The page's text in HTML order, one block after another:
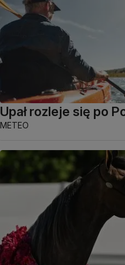
Upał rozleje się po
METEO